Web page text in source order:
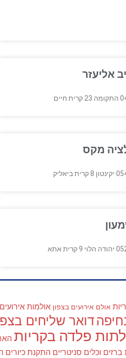
אליעזר
מקס
ביאליק
אתא
אולם אירועים בצפון אולמות
דואר שליחים
פלדה בקריות
וכלים סניטריים התקנת כיורים